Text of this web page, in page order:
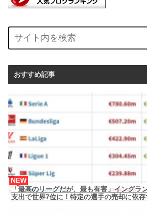
おすすめ記事
「最高のリーグだが、最も有害」イングラ
支出で世界7位に！特定の選手の売却に依
NEW